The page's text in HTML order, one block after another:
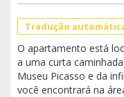
Tradução
O apartamento está
a uma curta
Museu Picasso e da
você encontrará na